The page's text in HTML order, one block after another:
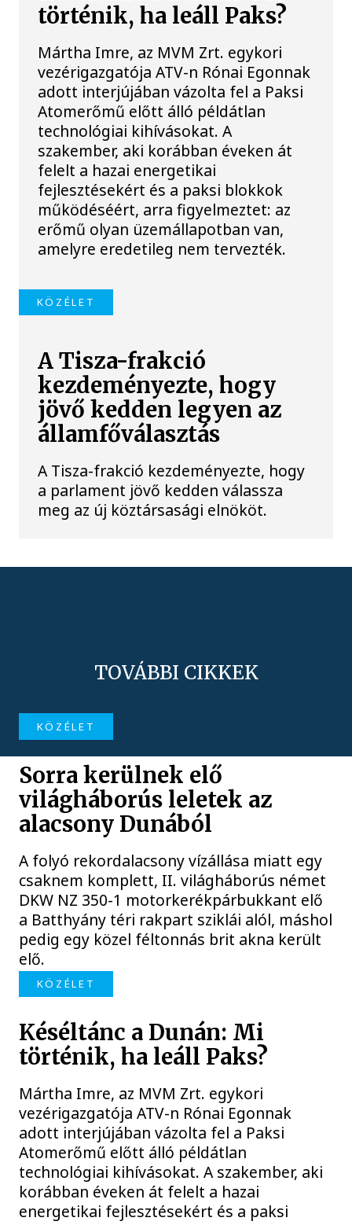
történik, ha leáll Paks?
Mártha Imre, az MVM Zrt. egykori
vezérigazgatója ATV-n Rónai Egonnak
adott interjújában vázolta fel a Paksi
Atomerőmű előtt álló példátlan
technológiai kihívásokat. A
szakember, aki korábban éveken át
felelt a hazai energetikai
fejlesztésekért és a paksi blokkok
működéséért, arra figyelmeztet: az
erőmű olyan üzemállapotban van,
amelyre eredetileg nem tervezték.
KÖZÉLET
A Tisza-frakció
kezdeményezte, hogy
jövő kedden legyen az
államfőválasztás
A Tisza-frakció kezdeményezte, hogy
a parlament jövő kedden válassza
meg az új köztársasági elnököt.
TOVÁBBI CIKKEK
KÖZÉLET
Sorra kerülnek elő
világháborús leletek az
alacsony Dunából
A folyó rekordalacsony vízállása miatt egy
csaknem komplett, II. világháborús német
DKW NZ 350-1 motorkerékpárbukkant elő
a Batthyány téri rakpart sziklái alól, máshol
pedig egy közel féltonnás brit akna került
elő.
KÖZÉLET
Késéltánc a Dunán: Mi
történik, ha leáll Paks?
Mártha Imre, az MVM Zrt. egykori
vezérigazgatója ATV-n Rónai Egonnak
adott interjújában vázolta fel a Paksi
Atomerőmű előtt álló példátlan
technológiai kihívásokat. A szakember, aki
korábban éveken át felelt a hazai
energetikai fejlesztésekért és a paksi